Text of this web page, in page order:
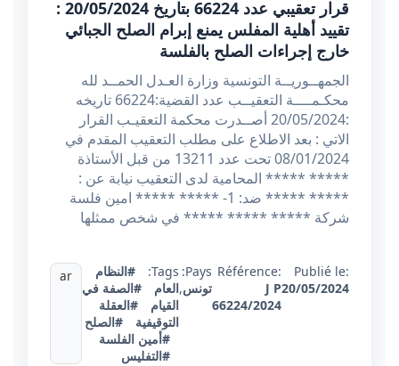
قرار تعقيبي عدد 66224 بتاريخ 20/05/2024 :
تقييد أهلية المفلس يمنع إبرام الصلح الجبائي
خارج إجراءات الصلح بالفلسة
الجمهــوريــة التونسية وزارة العـدل الحمــد لله
محكـمــــة التعقيــب عدد القضية:66224 تاريخه
:20/05/2024 أصــدرت محكمة التعقيـب القرار
الاتي : بعد الاطلاع على مطلب التعقيب المقدم في
08/01/2024 تحت عدد 13211 من قبل الأستاذة
***** ***** المحامية لدى التعقيب نيابة عن :
***** ***** ضد: 1- ***** ***** امين فلسة
شركة ***** ***** ***** في شخص ممثلها
Publié le:
20/05/2024
Référence:
J P
66224/2024
Pays:
تونس,
Tags:
#النظام
العام
#الصفة في
القيام
#العقلة
التوقيفية
#الصلح
#أمين الفلسة
#التفليس
ar